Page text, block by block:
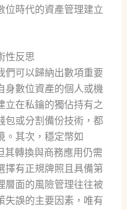
位時代的資產管理建立
性反思
們可以歸納出數項重要
身數位資產的個人或機
立在私鑰的獨佔持有之
包或分割備份技術，都
。其次，穩定幣如
其轉換與商務應用仍需
擇有正規牌照且具備第
層面的風險管理往往被
誤的主要因素，唯有